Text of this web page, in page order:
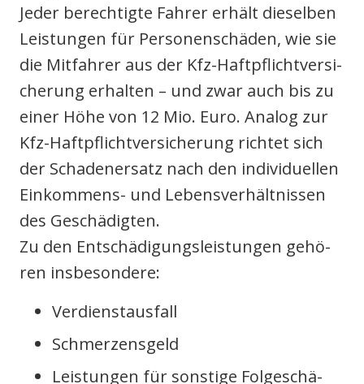
Jeder berech­tig­te Fah­rer erhält die­sel­ben
Leis­tun­gen für Per­so­nen­schä­den, wie sie
die Mit­fah­rer aus der Kfz-Haft­pflicht­ver­si­
che­rung erhal­ten – und zwar auch bis zu
einer Höhe von 12 Mio. Euro. Ana­log zur
Kfz-Haft­pflicht­ver­si­che­rung rich­tet sich
der Scha­den­er­satz nach den indi­vi­du­el­len
Ein­kom­mens- und Lebens­ver­hält­nis­sen
des Geschä­dig­ten.
Zu den Ent­schä­di­gungs­leis­tun­gen gehö­
ren ins­be­son­de­re:
Ver­dienst­aus­fall
Schmer­zens­geld
Leis­tun­gen für sons­ti­ge Fol­ge­schä­